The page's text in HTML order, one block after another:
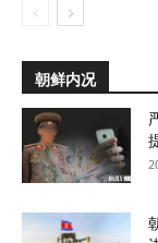
朝鲜内况